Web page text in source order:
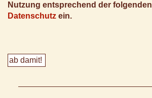
Nutzung entsprechend der folgenden
Datenschutz ein.